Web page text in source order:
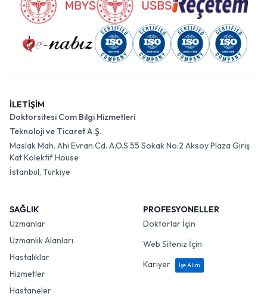
İLETİŞİM
Doktorsitesi Com Bilgi Hizmetleri
Teknoloji ve Ticaret A.Ş.
Maslak Mah. Ahi Evran Cd. A.O.S 55 Sokak No:2 Aksoy Plaza Giriş
Kat Kolektif House
İstanbul, Türkiye
SAĞLIK
Uzmanlar
Uzmanlık Alanları
Hastalıklar
Hizmetler
Hastaneler
PROFESYONELLER
Doktorlar İçin
Web Siteniz İçin
Kariyer
İşe Alım